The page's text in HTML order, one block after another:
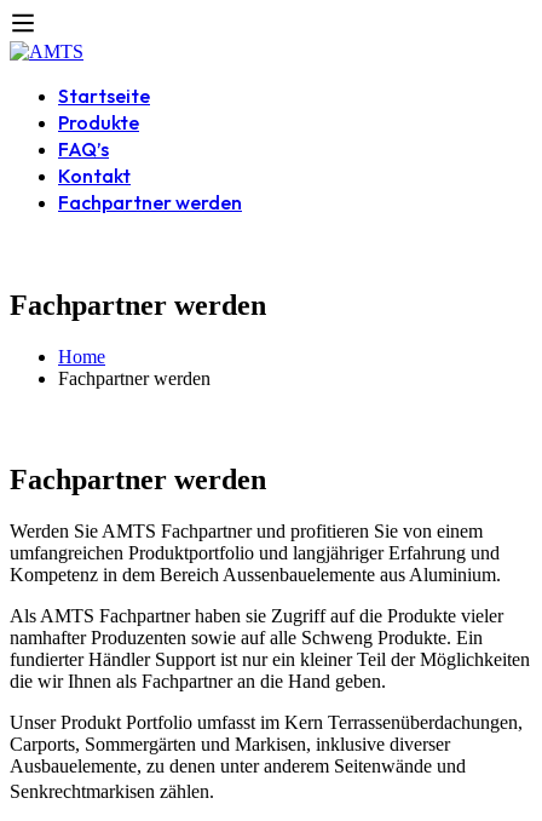
Startseite
Produkte
FAQ’s
Kontakt
Fachpartner werden
Fachpartner werden
Home
Fachpartner werden
Fachpartner werden
Werden Sie AMTS Fachpartner und profitieren Sie von einem
umfangreichen Produktportfolio und langjähriger Erfahrung und
Kompetenz in dem Bereich Aussenbauelemente aus Aluminium.
Als AMTS Fachpartner haben sie Zugriff auf die Produkte vieler
namhafter Produzenten sowie auf alle Schweng Produkte. Ein
fundierter Händler Support ist nur ein kleiner Teil der Möglichkeiten
die wir Ihnen als Fachpartner an die Hand geben.
Unser Produkt Portfolio umfasst im Kern Terrassenüberdachungen,
Carports, Sommergärten und Markisen, inklusive diverser
Ausbauelemente, zu denen unter anderem Seitenwände und
Senkrechtmarkisen zählen.